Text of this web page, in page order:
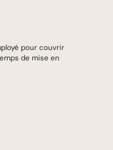
pour couvrir
de mise en